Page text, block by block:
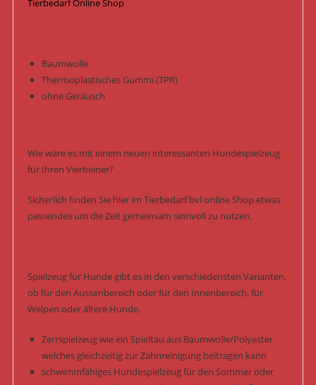
Tierbedarf Online Shop
Baumwolle
Thermoplastisches Gummi (TPR)
ohne Geräusch
Wie wäre es mit einem neuen interessanten Hundespielzeug
für Ihren Vierbeiner?
Sicherlich finden Sie hier im Tierbedarf bvl online Shop etwas
passendes um die Zeit gemeinsam sinnvoll zu nutzen.
Spielzeug für Hunde gibt es in den verschiedensten Varianten,
ob für den Aussenbereich oder für den Innenbereich, für
Welpen oder ältere Hunde.
Zerrspielzeug wie ein Spieltau aus Baumwolle/Polyester
welches gleichzeitig zur Zahnreinigung beitragen kann
schwimmfähiges Hundespielzeug für den Sommer oder